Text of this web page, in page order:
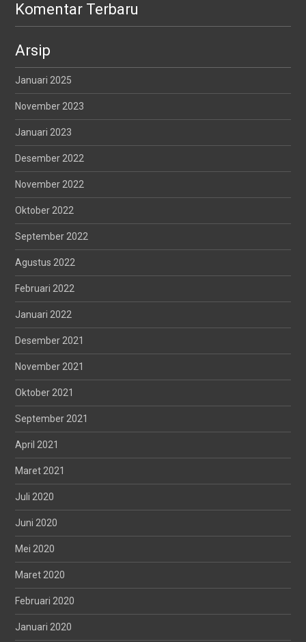
Komentar Terbaru
Arsip
Januari 2025
November 2023
Januari 2023
Desember 2022
November 2022
Oktober 2022
September 2022
Agustus 2022
Februari 2022
Januari 2022
Desember 2021
November 2021
Oktober 2021
September 2021
April 2021
Maret 2021
Juli 2020
Juni 2020
Mei 2020
Maret 2020
Februari 2020
Januari 2020